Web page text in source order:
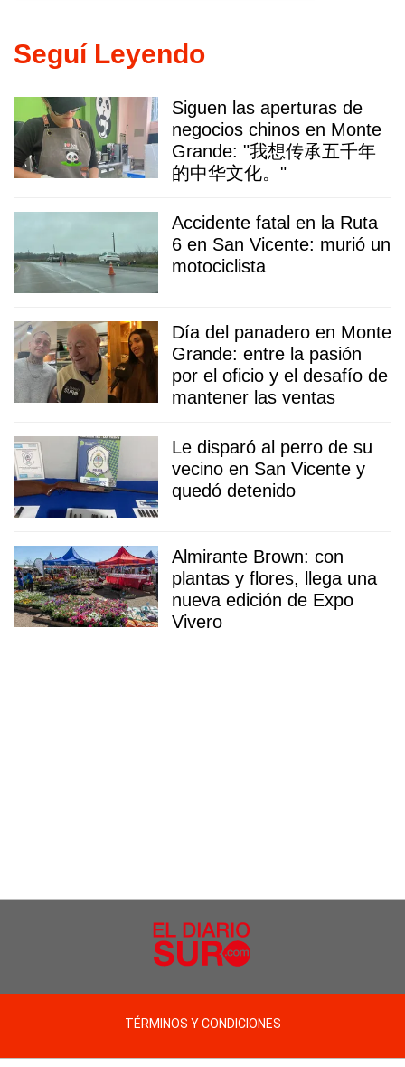
Seguí Leyendo
Siguen las aperturas de
negocios chinos en Monte
Grande: "我想传承五千年
的中华文化。"
Accidente fatal en la Ruta
6 en San Vicente: murió un
motociclista
Día del panadero en Monte
Grande: entre la pasión
por el oficio y el desafío de
mantener las ventas
Le disparó al perro de su
vecino en San Vicente y
quedó detenido
Almirante Brown: con
plantas y flores, llega una
nueva edición de Expo
Vivero
TÉRMINOS Y CONDICIONES